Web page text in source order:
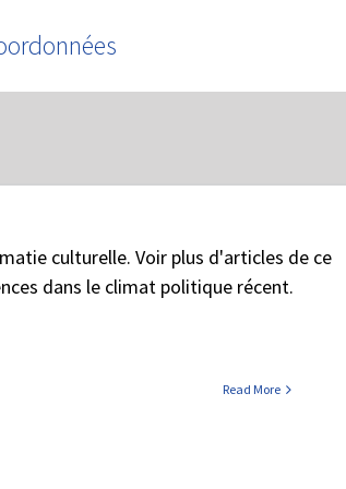
Home / Tag:Histoires universelles
culturelle. Voir plus d'articles de ce
dans le climat politique récent.
Read More